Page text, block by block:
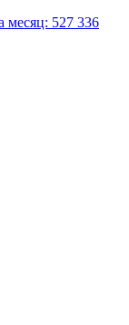
месяц: 527 336